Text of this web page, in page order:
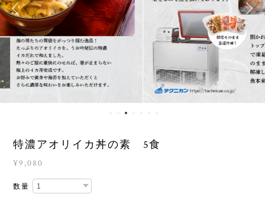
特濃アオリイカ丼の素 5食
¥9,080
数量